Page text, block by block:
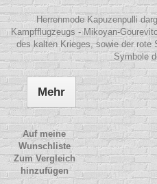
Herrenmode Kapuzenpulli
Kampfflugzeugs - Mikoyan-
des kalten Krieges, sowie der rote
Symbole
Mehr
Auf meine
Wunschliste
Zum Vergleich
hinzufügen